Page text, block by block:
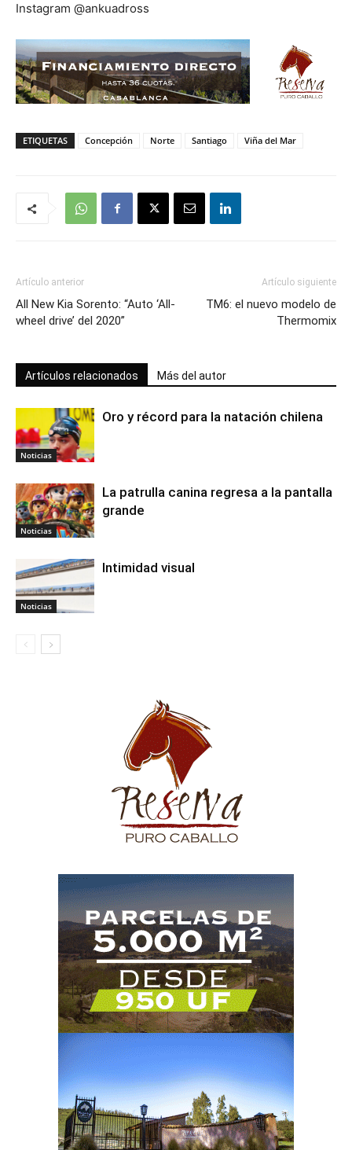
Instagram @ankuadross
ETIQUETAS Concepción Norte Santiago Viña del Mar
Artículo anterior
All New Kia Sorento: “Auto ‘All-
wheel drive’ del 2020”
Artículo siguiente
TM6: el nuevo modelo de
Thermomix
Artículos relacionados Más del autor
Noticias
Oro y récord para la natación chilena
Noticias
La patrulla canina regresa a la pantalla
grande
Noticias
Intimidad visual